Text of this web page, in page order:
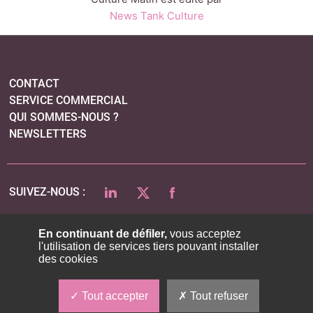
News Tank Culture
CONTACT
SERVICE COMMERCIAL
QUI SOMMES-NOUS ?
NEWSLETTERS
SUIVEZ-NOUS : LINKEDINTWITTERFACEBOOK
PLAN DU SITE
En continuant de défiler,vous acceptez
l'utilisation de services tiers pouvant installer
des cookies
Tout accepter Tout refuser